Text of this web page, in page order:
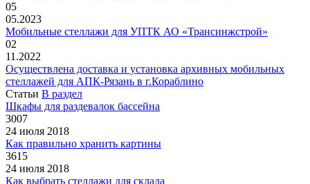
05
05.2023
Мобильные стеллажи для УПТК АО «Трансинжстрой»
02
11.2022
Осуществлена доставка и установка архивных мобильных
стеллажей для АПК-Рязань в г.Кораблино
Статьи В раздел
Шкафы для раздевалок бассейна
3007
24 июля 2018
Как правильно хранить картины
3615
24 июля 2018
Как выбрать стеллажи для склада